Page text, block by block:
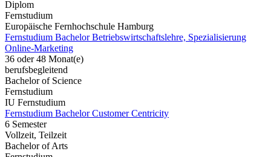
Diplom
Fernstudium
Europäische Fernhochschule Hamburg
Fernstudium Bachelor Betriebswirtschaftslehre, Spezialisierung
Online-Marketing
36 oder 48 Monat(e)
berufsbegleitend
Bachelor of Science
Fernstudium
IU Fernstudium
Fernstudium Bachelor Customer Centricity
6 Semester
Vollzeit, Teilzeit
Bachelor of Arts